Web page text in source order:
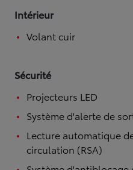
Intérieur
Volant cuir
Sécurité
Projecteurs LED
Système d'alerte de
Lecture automatique
circulation (RSA)